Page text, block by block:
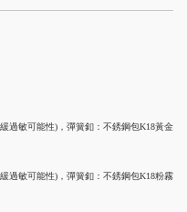
過敏可能性)，彈簧釦：不銹鋼包K18黃金
過敏可能性)，彈簧釦：不銹鋼包K18粉霧